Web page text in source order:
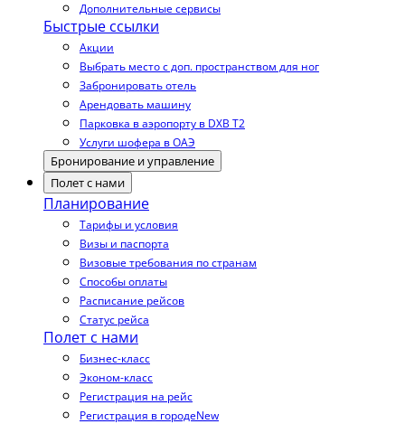
Дополнительные сервисы
Быстрые ссылки
Акции
Выбрать место с доп. пространством для ног
Забронировать отель
Арендовать машину
Парковка в аэропорту в DXB T2
Услуги шофера в ОАЭ
Бронирование и управление
Полет с нами
Планирование
Тарифы и условия
Визы и паспорта
Визовые требования по странам
Способы оплаты
Расписание рейсов
Статус рейса
Полет с нами
Бизнес-класс
Эконом-класс
Регистрация на рейс
Регистрация в городеNew